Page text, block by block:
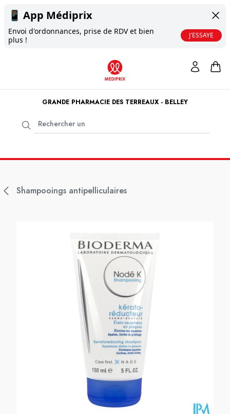
📱 App Médiprix
Envoi d'ordonnances, prise de RDV et bien
plus !
J'ESSAYE
GRANDE PHARMACIE DES TERREAUX - BELLEY
Shampooings antipelliculaires